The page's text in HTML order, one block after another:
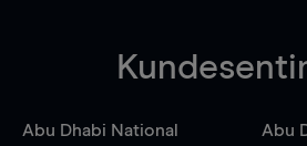
Abu Dhabi National
Abu